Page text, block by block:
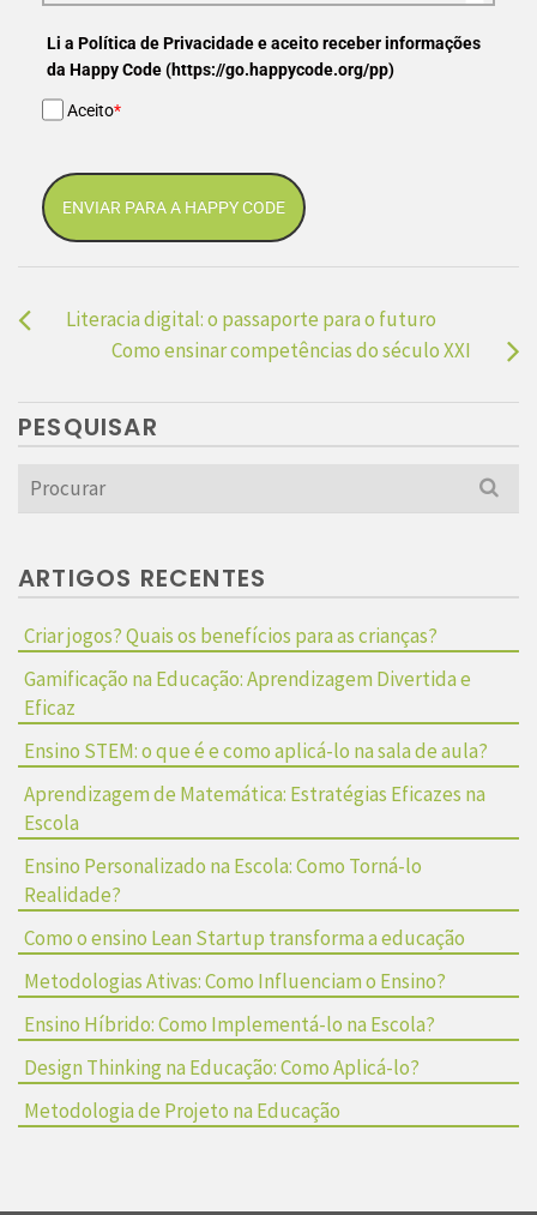
Li a Política de Privacidade e aceito receber informações
da Happy Code (https://go.happycode.org/pp)
Aceito*
ENVIAR PARA A HAPPY CODE
Literacia digital: o passaporte para o futuro
Como ensinar competências do século XXI
PESQUISAR
Search
for:
ARTIGOS RECENTES
Criar jogos? Quais os benefícios para as crianças?
Gamificação na Educação: Aprendizagem Divertida e
Eficaz
Ensino STEM: o que é e como aplicá-lo na sala de aula?
Aprendizagem de Matemática: Estratégias Eficazes na
Escola
Ensino Personalizado na Escola: Como Torná-lo
Realidade?
Como o ensino Lean Startup transforma a educação
Metodologias Ativas: Como Influenciam o Ensino?
Ensino Híbrido: Como Implementá-lo na Escola?
Design Thinking na Educação: Como Aplicá-lo?
Metodologia de Projeto na Educação